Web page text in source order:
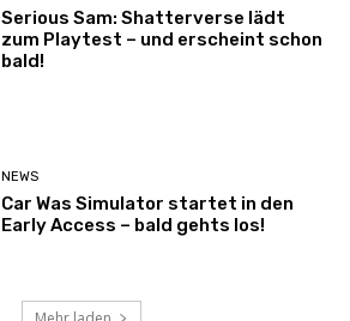
Serious Sam: Shatterverse lädt
zum Playtest – und erscheint schon
bald!
NEWS
Car Was Simulator startet in den
Early Access – bald gehts los!